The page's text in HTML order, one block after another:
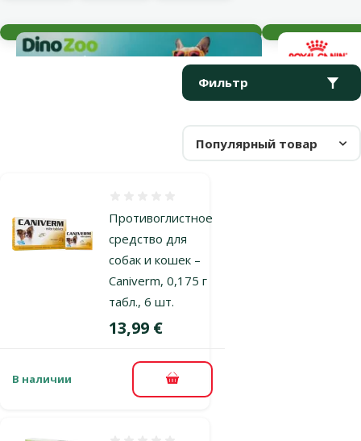
Фильтр
Популярный товар
Продукты в категории Противоглистные средства для собак
Противоглистное
средство для
собак и кошек –
Caniverm, 0,175 г
табл., 6 шт.
Цена
13,99 €
В наличии В корзину